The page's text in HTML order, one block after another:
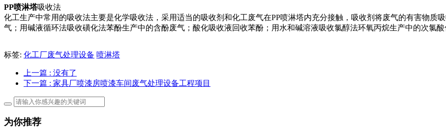
PP喷淋塔吸收法
化工生产中常用的吸收法主要是化学吸收法，采用适当的吸收剂和化工废气在PP喷淋塔内充分接触，吸收剂将废气的有害物质
气；用碱液循环法吸收磺化法苯酚生产中的含酚废气；酸化吸收液回收苯酚；用水和碱溶液吸收氯醇法环氧丙烷生产中的次氯酸
标签: 化工厂废气处理设备 喷淋塔
上一篇 : 没有了
下一篇 : 家具厂喷漆房喷漆车间废气处理设备工程项目
为你推荐